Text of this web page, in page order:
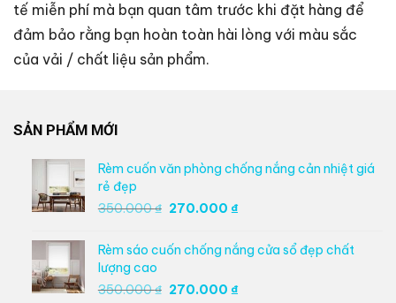
tế miễn phí mà bạn quan tâm trước khi đặt hàng để
đảm bảo rằng bạn hoàn toàn hài lòng với màu sắc
của vải / chất liệu sản phẩm.
SẢN PHẨM MỚI
Rèm cuốn văn phòng chống nắng cản nhiệt giá
rẻ đẹp
350.000₫ Giá
là:
350.000 ₫.
270.000 ₫Giá
tại
là:
270.000 ₫.
Rèm sáo cuốn chống nắng cửa sổ đẹp chất
lượng cao
350.000₫ Giá
270.000 ₫Giá